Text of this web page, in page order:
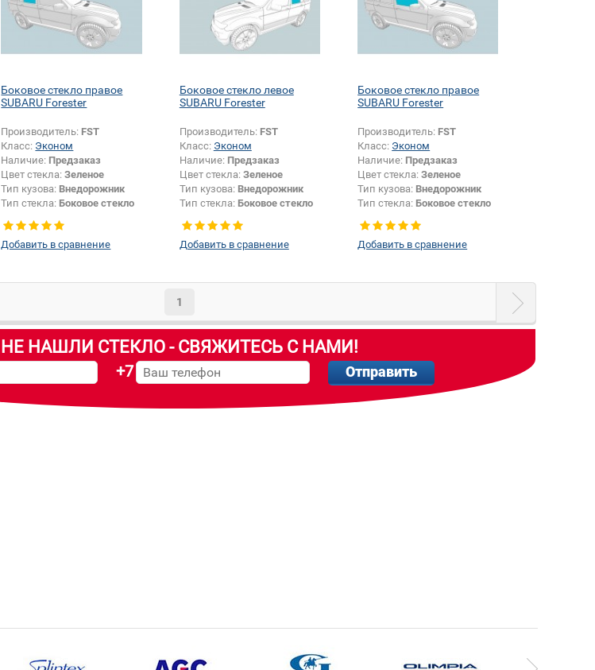
Боковое стекло правое
SUBARU Forester
Производитель: FST
Класс: Эконом
Наличие: Предзаказ
Цвет стекла:Зеленое
Тип кузова: Внедорожник
Тип стекла: Боковое стекло
правое
Добавить в сравнение
Боковое стекло левое
SUBARU Forester
Производитель: FST
Класс: Эконом
Наличие: Предзаказ
Цвет стекла: Зеленое
Тип кузова: Внедорожник
Тип стекла: Боковое стекло
левое
Добавить в сравнение
Боковое стекло правое
SUBARU Forester
Производитель: FST
Класс: Эконом
Наличие: Предзаказ
Цвет стекла:Зеленое
Тип кузова: Внедорожник
Тип стекла: Боковое стекло
правое
Добавить в сравнение
1
НЕ НАШЛИ СТЕКЛО - СВЯЖИТЕСЬ С НАМИ!
+7 Отправить